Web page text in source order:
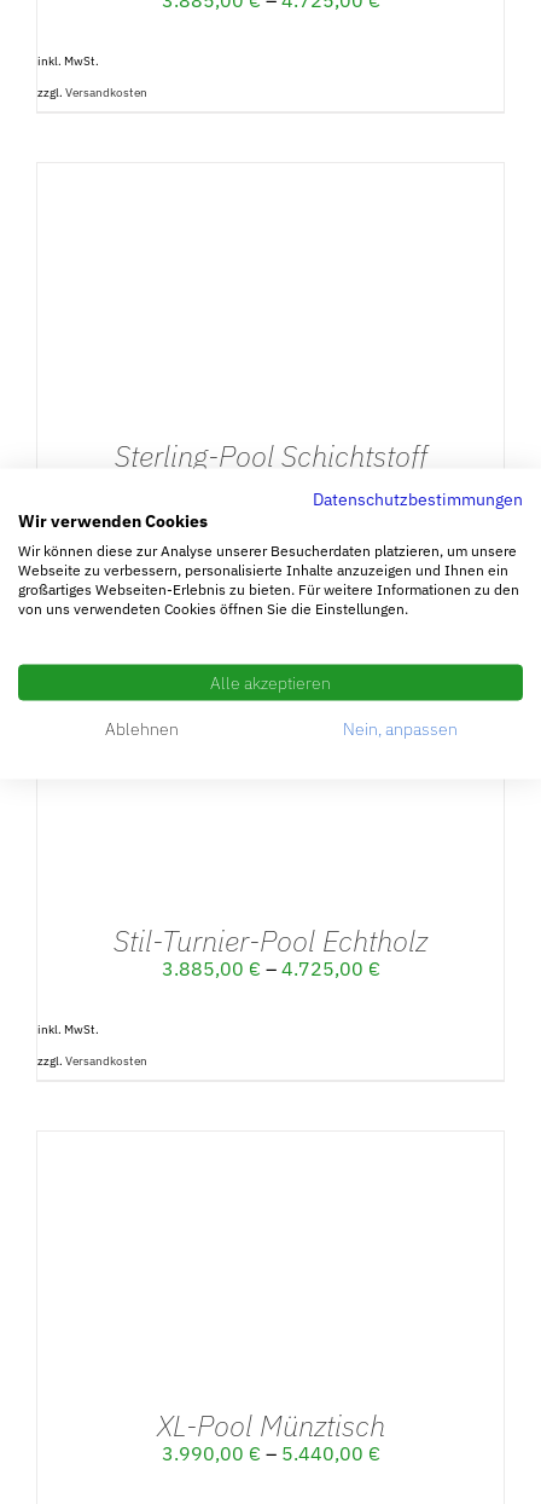
inkl. MwSt.
zzgl. Versandkosten
Sterling-Pool Schichtstoff
inkl. MwSt.
zzgl.Versandkosten
Stil-Turnier-Pool Echtholz
3.885,00 € – 4.725,00 €
inkl. MwSt.
zzgl. Versandkosten
XL-Pool Münztisch
3.990,00 € – 5.440,00 €
Datenschutzbestimmungen
Wir verwenden Cookies
Wir können diese zur Analyse unserer Besucherdaten platzieren, um unsere
Webseite zu verbessern, personalisierte Inhalte anzuzeigen und Ihnen ein
großartiges Webseiten-Erlebnis zu bieten. Für weitere Informationen zu den
von uns verwendeten Cookies öffnen Sie die Einstellungen.
Alle akzeptieren
Ablehnen Nein, anpassen